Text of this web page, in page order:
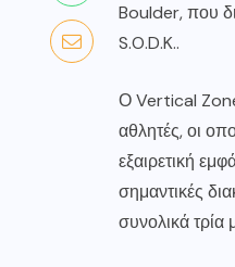
Boulder, που
S.O.D.K..
ΟVertical
αθλητές, οι
εξαιρετική
σημαντικές
συνολικά τρία